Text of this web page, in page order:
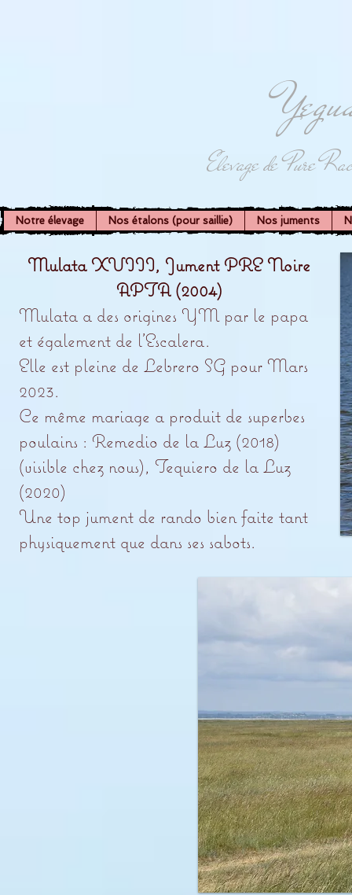
Elevage de Pure
Notre élevage Nos étalons (pour saillie) Nos juments
Mulata XVIII, Jument PRE Noire
APTA (2004)
Mulata a des origines YM par le papa
et également de l'Escalera.
Elle est pleine de Lebrero SG pour Mars
2023.
Ce même mariage a produit de superbes
poulains : Remedio de la Luz (2018)
(visible chez nous), Tequiero de la Luz
(2020)
Une top jument de rando bien faite tant
physiquement que dans ses sabots.